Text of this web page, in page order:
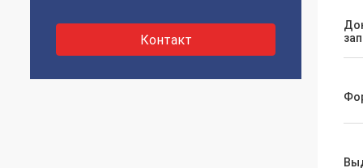
Контакт